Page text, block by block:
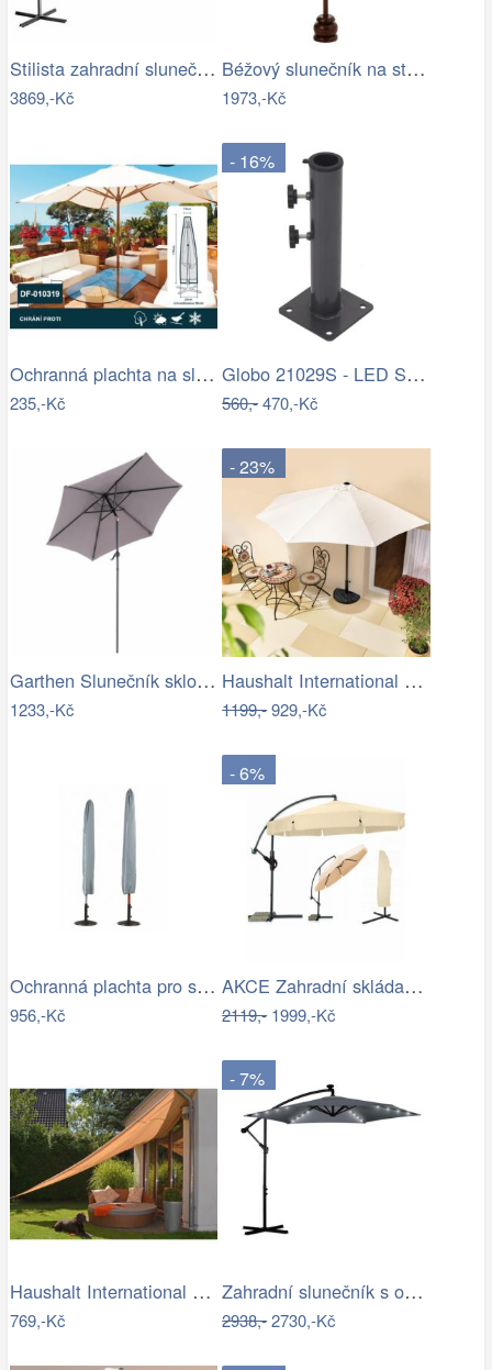
Stilista zahradní slunečník 350 cm…
3869,-Kč
Béžový slunečník na stůl s třásněmi a…
1973,-Kč
Ochranná plachta na slunečník 200-300 cm
235,-Kč
- 16%
Globo 21029S - LED Stm. nab. dot.…
560,-470,-Kč
Garthen Slunečník sklopný s kličkou,…
1233,-Kč
- 23%
Haushalt International Slunečník…
1199,-929,-Kč
Ochranná plachta pro slunečníky - GD
956,-Kč
- 6%
AKCE Zahradní skládací slunečník LEVI…
2119,-1999,-Kč
Haushalt International Stínící…
769,-Kč
- 7%
Zahradní slunečník s osvětlením PL-882,…
2938,-2730,-Kč